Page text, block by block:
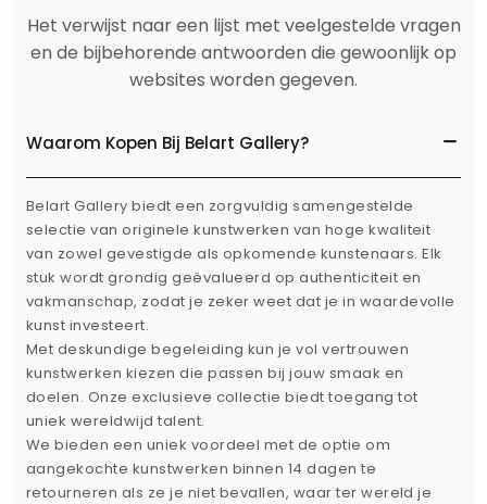
Het verwijst naar een lijst met veelgestelde vragen
en de bijbehorende antwoorden die gewoonlijk op
websites worden gegeven.
Waarom Kopen Bij Belart Gallery?
Belart Gallery biedt een zorgvuldig samengestelde
selectie van originele kunstwerken van hoge kwaliteit
van zowel gevestigde als opkomende kunstenaars. Elk
stuk wordt grondig geëvalueerd op authenticiteit en
vakmanschap, zodat je zeker weet dat je in waardevolle
kunst investeert.
Met deskundige begeleiding kun je vol vertrouwen
kunstwerken kiezen die passen bij jouw smaak en
doelen. Onze exclusieve collectie biedt toegang tot
uniek wereldwijd talent.
We bieden een uniek voordeel met de optie om
aangekochte kunstwerken binnen 14 dagen te
retourneren als ze je niet bevallen, waar ter wereld je